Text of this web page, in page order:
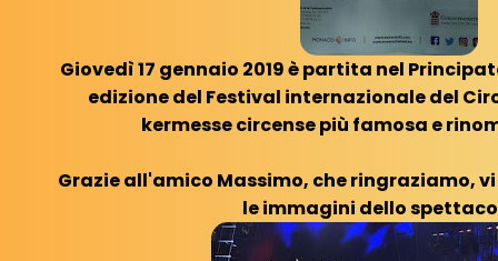
Giovedì 17 gennaio 2019 è partita nel
edizione del Festival internazionale del
kermesse circense più famosa e
Grazie all'amico Massimo, che ringraziamo,
le immagini dello